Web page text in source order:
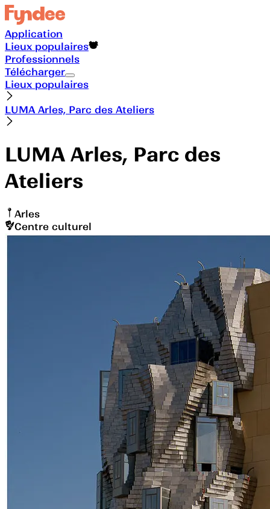
Application
Lieux populaires
Professionnels
Télécharger
Lieux populaires
LUMA Arles, Parc des Ateliers
LUMA Arles, Parc des
Ateliers
Arles
Centre culturel